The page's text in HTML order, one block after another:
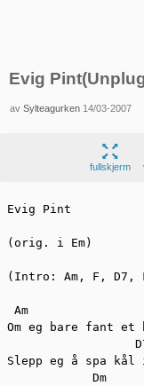
Evig
avSylteagurken 14/03-2007
fullskjerm
Evig Pint
(orig. i Em)
(Intro: Am, F, D7,
Om eg bare fant et
Slepp eg å spa kål
            Dm